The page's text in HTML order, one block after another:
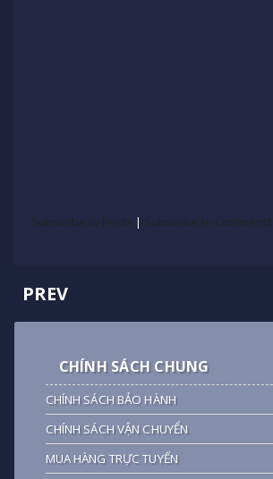
Subscribe to Posts | Subscribe to Comments
PREV
CHÍNH SÁCH CHUNG
CHÍNH SÁCH BẢO HÀNH
CHÍNH SÁCH VẬN CHUYỂN
MUA HÀNG TRỰC TUYẾN